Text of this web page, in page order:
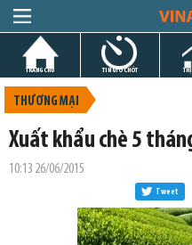
TRANG CHỦ TIN GIỜ CHÓT
THƯƠNG MẠI
Xuất khẩu chè 5
10:13 26/06/2015
Tweet